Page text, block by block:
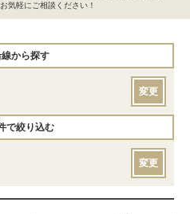
気軽にご相談ください！
から探す
変更
で絞り込む
変更